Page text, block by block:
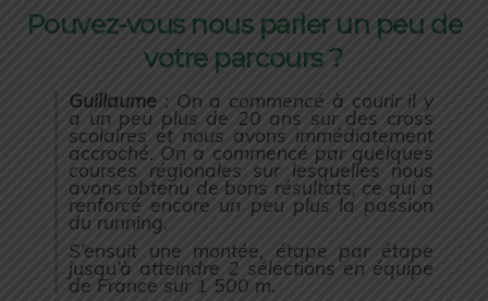
Pouvez-vous nous parler un peu de
votre parcours ?
Guillaume : On a commencé à courir il y
a un peu plus de 20 ans sur des cross
scolaires et nous avons immédiatement
accroché. On a commencé par quelques
courses régionales sur lesquelles nous
avons obtenu de bons résultats, ce qui a
renforcé encore un peu plus la passion
du running.
S’ensuit une montée, étape par étape
jusqu’à atteindre 2 sélections en équipe
de France sur 1 500 m.